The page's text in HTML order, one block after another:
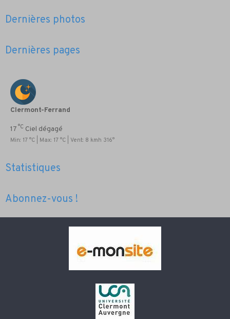
Dernières photos
Dernières pages
Clermont-Ferrand
17 °C Ciel dégagé
Min: 17 °C | Max: 17 °C | Vent: 8 kmh 316°
Statistiques
Abonnez-vous !